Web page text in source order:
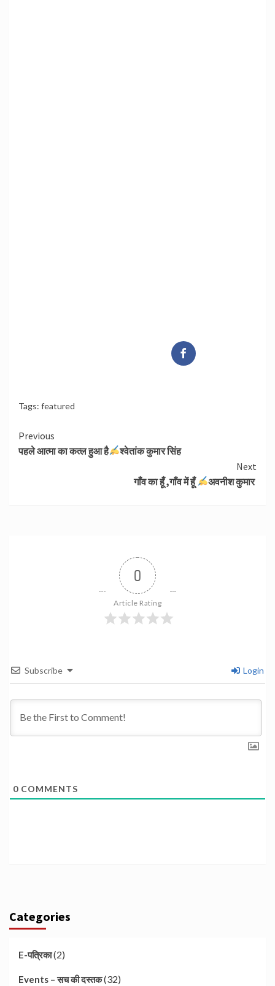
Tags: featured
Continue
Reading
Previous
पहले आत्मा का कत्ल हुआ है
श्वेतांक कुमार सिंह
Next
गाँव का हूँ ,गाँव में हूँ
अवनीश कुमार
0
Article Rating
Subscribe Login
0 COMMENTS
Categories
E-पत्रिका(2)
Events – सच की दस्तक(32)